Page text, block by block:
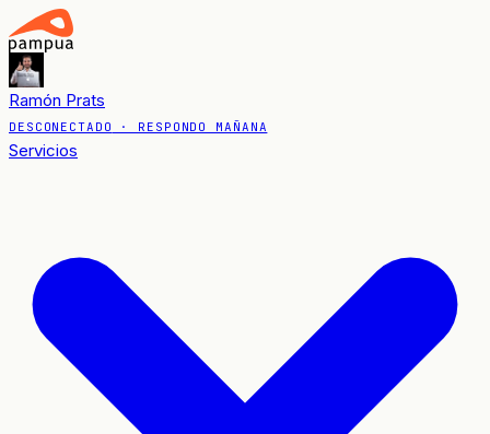
Ramón Prats
DESCONECTADO · RESPONDO MAÑANA
Servicios